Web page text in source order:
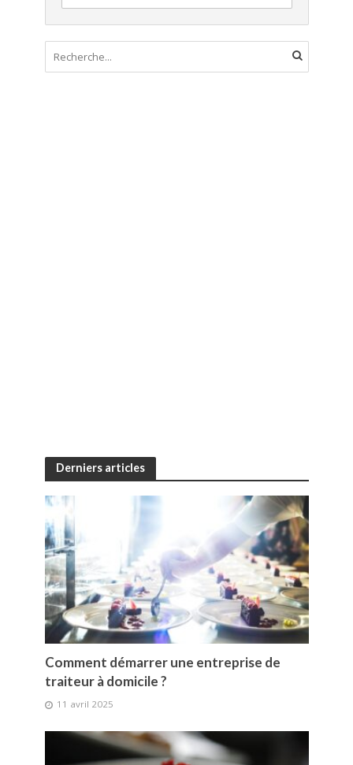
Derniers articles
Comment démarrer une entreprise de
traiteur à domicile ?
11 avril 2025